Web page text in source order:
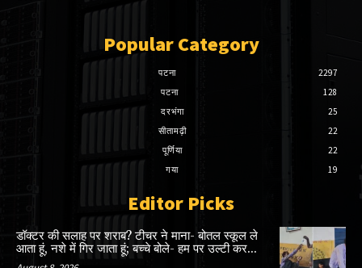
Popular Category
पटना
2297
पटना
128
दरभंगा
25
सीतामढ़ी
22
पूर्णिया
22
गया
19
Editor Picks
डॉक्टर की सलाह पर शराब? टीचर ने माना- बोतल स्कूल ले
आता हूं, नशे में गिर जाता हूं; बच्चे बोले- हम पर उल्टी कर...